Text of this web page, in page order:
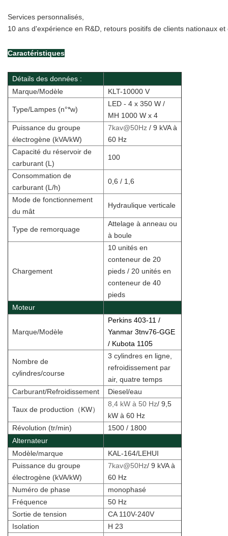
Services personnalisés,
10 ans d'expérience en R&D, retours positifs de clients nationaux et
Caractéristiques
Détails des données :
Marque/Modèle
KLT-10000 V
Type/Lampes (n°*w)
LED - 4 x 350 W /
MH 1000 W x 4
Puissance du groupe
électrogène (kVA/kW)
7kav@50Hz / 9 kVA à
60 Hz
Capacité du réservoir de
carburant (L)
100
Consommation de
carburant (L/h)
0,6 / 1,6
Mode de fonctionnement
du mât
Hydraulique verticale
Type de remorquage
Attelage à anneau ou
à boule
Chargement
10 unités en
conteneur de 20
pieds / 20 unités en
conteneur de 40
pieds
Moteur
Marque/Modèle
Perkins 403-11 /
Yanmar 3tnv76-GGE
/ Kubota 1105
Nombre de
cylindres/course
3 cylindres en ligne,
refroidissement par
air, quatre temps
Carburant/Refroidissement
Diesel/eau
Taux de production （KW）
8,4 kW à 50 Hz/ 9,5
kW à 60 Hz
Révolution (tr/min)
1500 / 1800
Alternateur
Modèle/marque
KAL-164/LEHUI
Puissance du groupe
électrogène (kVA/kW)
7kav@50Hz/ 9 kVA à
60 Hz
Numéro de phase
monophasé
Fréquence
50 Hz
Sortie de tension
CA 110V-240V
Isolation
H 23